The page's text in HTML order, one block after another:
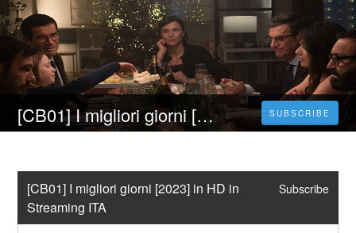
[CB01] I migliori giorni [2023] in HD in Streaming ITA SUBSCRIBE
[CB01] I migliori giorni [2023] in HD in
Streaming ITA
Subscribe